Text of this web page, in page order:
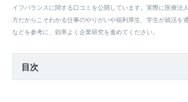
イフバランスに関する口コミを公開しています。実際に医療法
方だからこそわかる仕事のやりがいや福利厚生、学生が就活を
などを参考に、効率よく企業研究を進めてください。
目次